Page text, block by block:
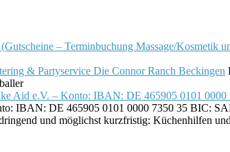
Die Connor Ranch Beckingen
IBAN: DE 465905 0101 0000 7350 35 BIC: